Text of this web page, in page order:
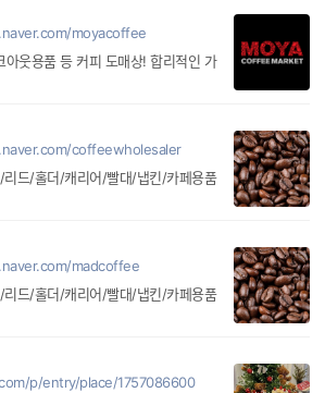
moyacoffee
웃용품 등 커피 도매상! 합리적인 가
coffeewholesaler
드/홀더/캐리어/빨대/냅킨/카페용품
madcoffee
드/홀더/캐리어/빨대/냅킨/카페용품
p/entry/place/1757086600